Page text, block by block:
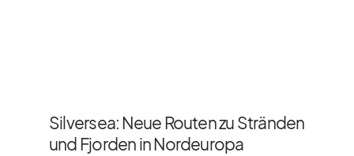
Silversea: Neue Routen zu Stränden
und Fjorden in Nordeuropa